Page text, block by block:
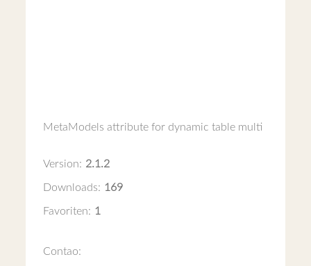
MetaModels attribute for dynamic table multi
Version: 2.1.2
Downloads: 169
Favoriten: 1
Contao: